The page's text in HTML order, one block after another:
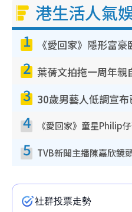
港生活人氣
1
2
3
4
5